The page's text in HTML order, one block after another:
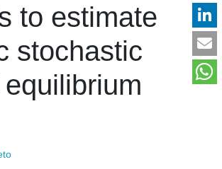
to estimate
stochastic